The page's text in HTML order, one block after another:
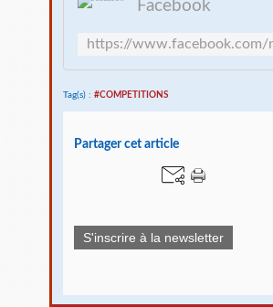
Facebook
Tag(s) : #COMPETITIONS
Partager cet article
S'inscrire à la newsletter